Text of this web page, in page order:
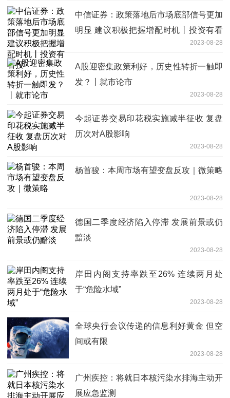
中信证券：政策落地后市场底部信号更加
明显 建议积极把握增配时机丨投资有看
2023-08-28
A股迎密集政策利好，历史性转折一触即
发？丨就市论市
2023-08-28
今起证券交易印花税实施减半征收 复盘
历次对A股影响
2023-08-28
杨首骏：本周市场有望变盘反攻｜微策略
2023-08-28
德国二季度经济陷入停滞 发展前景或仍
黯淡
2023-08-28
岸田内阁支持率跌至26% 连续两月处
于“危险水域”
2023-08-28
全球央行会议传递的信息利好黄金 但空
间或有限
2023-08-28
广州疾控：将就日本核污染水排海主动开
展应急监测